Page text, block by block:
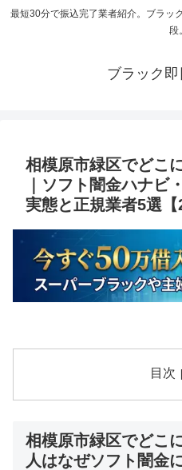
最短30分で振込完了業者紹介。ブラッ
段。
ブラック
相模原市緑区でどこ
｜ソフト闇金ハナビ
実態と正規業者5選【
目次
相模原市緑区でどこ
人はなぜソフト闇金